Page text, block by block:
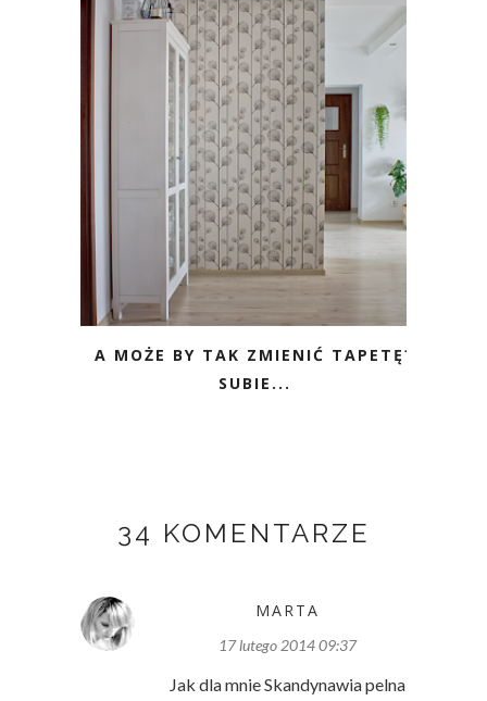
A MOŻE BY TAK ZMIENIĆ TAPETĘ?
SUBIE...
34 KOMENTARZE
MARTA
17 lutego 2014 09:37
Jak dla mnie Skandynawia pelna